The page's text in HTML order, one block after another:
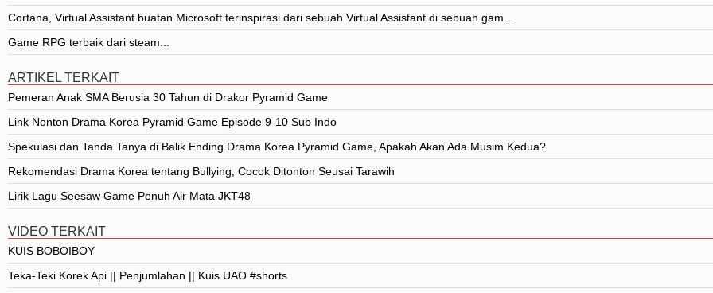
Cortana, Virtual Assistant buatan Microsoft terinspirasi dari sebuah Virtual Assistant di sebuah gam...
Game RPG terbaik dari steam...
ARTIKEL TERKAIT
Pemeran Anak SMA Berusia 30 Tahun di Drakor Pyramid Game
Link Nonton Drama Korea Pyramid Game Episode 9-10 Sub Indo
Spekulasi dan Tanda Tanya di Balik Ending Drama Korea Pyramid Game, Apakah Akan Ada Musim Kedua?
Rekomendasi Drama Korea tentang Bullying, Cocok Ditonton Seusai Tarawih
Lirik Lagu Seesaw Game Penuh Air Mata JKT48
VIDEO TERKAIT
KUIS BOBOIBOY
Teka-Teki Korek Api || Penjumlahan || Kuis UAO #shorts